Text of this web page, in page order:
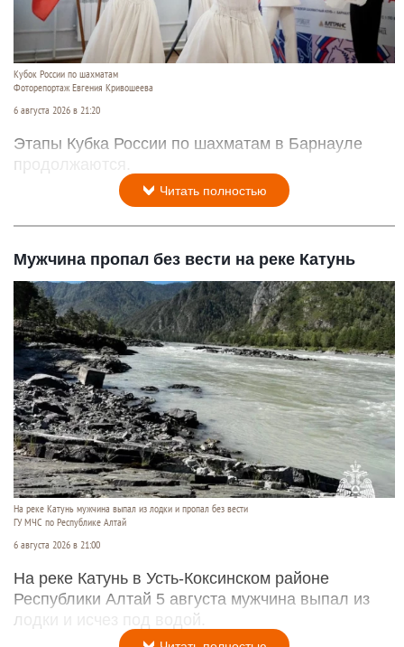
Кубок России по шахматам
Фоторепортаж Евгения Кривошеева
6 августа 2026 в 21:20
Этапы Кубка России по шахматам в Барнауле
продолжаются.
Читать полностью
Мужчина пропал без вести на реке Катунь
На реке Катунь мужчина выпал из лодки и пропал без вести
ГУ МЧС по Республике Алтай
6 августа 2026 в 21:00
На реке Катунь в Усть-Коксинском районе
Республики Алтай 5 августа мужчина выпал из
лодки и исчез под водой.